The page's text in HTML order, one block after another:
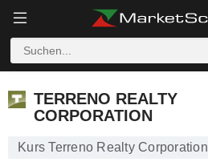
TERRENO REALTY
CORPORATION
Kurs Terreno Realty Corporation